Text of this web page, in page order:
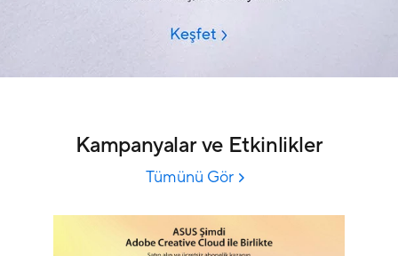
Kampanyalar ve Etkinlikler
Tümünü Gör